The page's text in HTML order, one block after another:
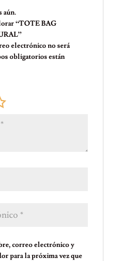
aún.
“TOTE BAG
electrónico no será
obligatorios están
correo electrónico y
para la próxima vez que